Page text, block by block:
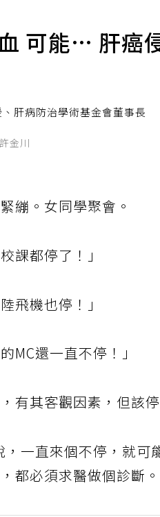
可能… 肝癌
肝病防治學術基金會董事長
金川
繃。女同學聚會。
課都停了！」
飛機也停！」
MC還一直不停！」
有其客觀因素，但該
，一直來個不停，就
都必須求醫做個診斷。